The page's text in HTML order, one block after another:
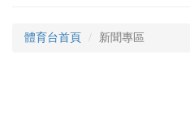
體育台首頁 新聞專區